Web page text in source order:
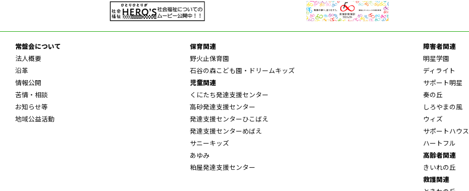
常盤会について
法人概要
沿革
情報公開
苦情・相談
お知らせ等
地域公益活動
保育関連
野火止保育園
石谷の森こども園・ドリームキッズ
児童関連
くにたち発達支援センター
高砂発達支援センター
発達支援センターひこばえ
発達支援センターめばえ
サニーキッズ
あゆみ
粕屋発達支援センター
障害者関連
明星学園
ディライト
サポート明星
奏の丘
しろやまの風
ウィズ
サポートハウス
ハートフル
高齢者関連
きいれの丘
救護関連